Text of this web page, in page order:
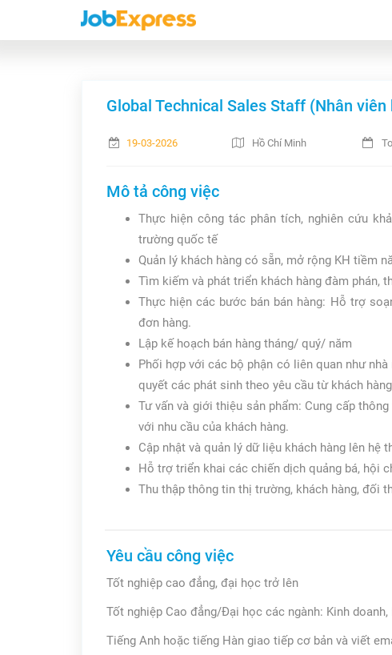
Global Technical Sales Staff (Nhân
19-03-2026 Hồ Chí Minh
Mô tả công việc
Thực hiện công tác phân tích, nghiên cứu
trường quốc tế
Quản lý khách hàng có sẵn, mở rộng KH tiềm
Tìm kiếm và phát triển khách hàng đàm phán,
Thực hiện các bước bán bán hàng: Hỗ trợ
đơn hàng.
Lập kế hoạch bán hàng tháng/ quý/ năm
Phối hợp với các bộ phận có liên quan như
quyết các phát sinh theo yêu cầu từ khách hàng
Tư vấn và giới thiệu sản phẩm: Cung cấp
với nhu cầu của khách hàng.
Cập nhật và quản lý dữ liệu khách hàng lên hệ
Hỗ trợ triển khai các chiến dịch quảng bá, hội
Thu thập thông tin thị trường, khách hàng, đối
Yêu cầu công việc
Tốt nghiệp cao đẳng, đại học trở lên
Tốt nghiệp Cao đẳng/Đại học các ngành: Kinh
Tiếng Anh hoặc tiếng Hàn giao tiếp cơ bản và viết